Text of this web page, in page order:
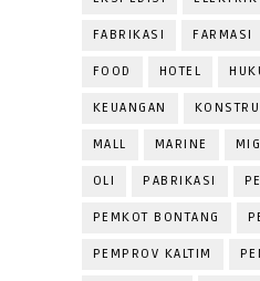
FABRIKASI FARMASI
FOOD HOTEL
KEUANGAN
MALL MARINE
OLI PABRIKASI
PEMKOT BONTANG
PEMPROV KALTIM